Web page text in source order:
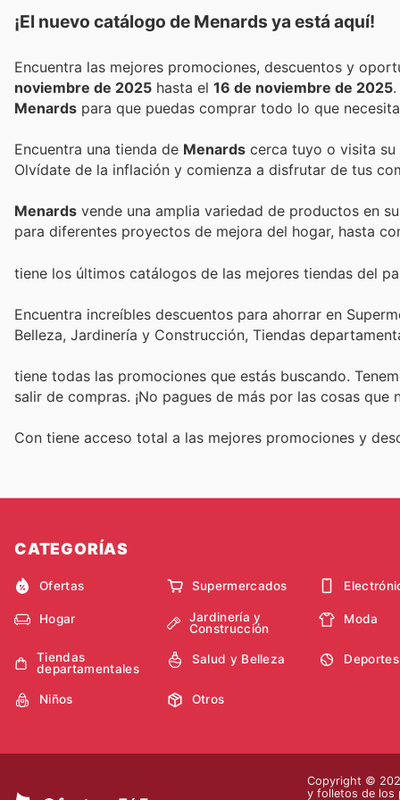
¡El nuevo catálogo de Menards ya está aquí!
noviembre de 2025 hasta el 16 de noviembre de 2025
Menards para que puedas comprar todo lo que
Encuentra una tienda de Menards cerca tuyo o visita
Olvídate de la inflación y comienza a disfrutar de tus
Menards vende una amplia variedad de productos en
para diferentes proyectos de mejora del hogar, hasta
tiene los últimos catálogos de las mejores tiendas del
Encuentra increíbles descuentos para ahorrar en
Belleza, Jardinería y Construcción, Tiendas
tiene todas las promociones que estás buscando.
salir de compras. ¡No pagues de más por las cosas que
Con tiene acceso total a las mejores promociones y
CATEGORÍAS
Ofertas Supermercados
Hogar
Jardinería y
Construcción
Moda
Tiendas
departamentales
Salud y Belleza Deportes
Niños Otros
Copyright ©
y folletos de los